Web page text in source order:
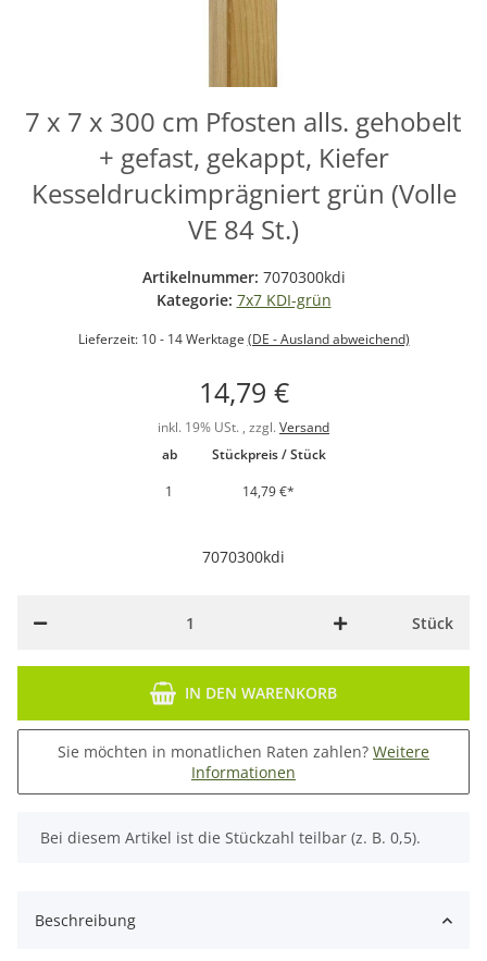
7 x 7 x 300 cm Pfosten alls. gehobelt
+ gefast, gekappt, Kiefer
Kesseldruckimprägniert grün (Volle
VE 84 St.)
Artikelnummer: 7070300kdi
Kategorie: 7x7 KDI-grün
Lieferzeit: 10 - 14 Werktage (DE - Ausland abweichend)
14,79 €
inkl. 19% USt. , zzgl. Versand
ab
Stückpreis / Stück
1
14,79 €*
7070300kdi
Stück
IN DEN WARENKORB
Sie möchten in monatlichen Raten zahlen? Weitere
Informationen
x
Bei diesem Artikel ist die Stückzahl teilbar (z. B. 0,5).
Beschreibung